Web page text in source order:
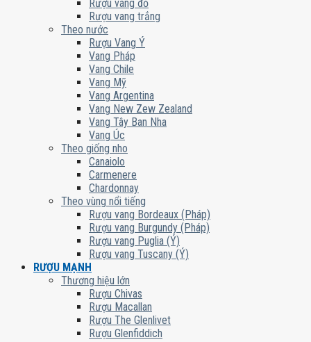
Rượu vang đỏ
Rượu vang trắng
Theo nước
Rượu Vang Ý
Vang Pháp
Vang Chile
Vang Mỹ
Vang Argentina
Vang New Zew Zealand
Vang Tây Ban Nha
Vang Úc
Theo giống nho
Canaiolo
Carmenere
Chardonnay
Theo vùng nổi tiếng
Rượu vang Bordeaux (Pháp)
Rượu vang Burgundy (Pháp)
Rượu vang Puglia (Ý)
Rượu vang Tuscany (Ý)
RƯỢU MẠNH
Thương hiệu lớn
Rượu Chivas
Rượu Macallan
Rượu The Glenlivet
Rượu Glenfiddich